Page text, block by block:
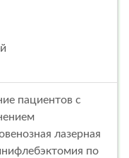
пациентов с
лазерная
по